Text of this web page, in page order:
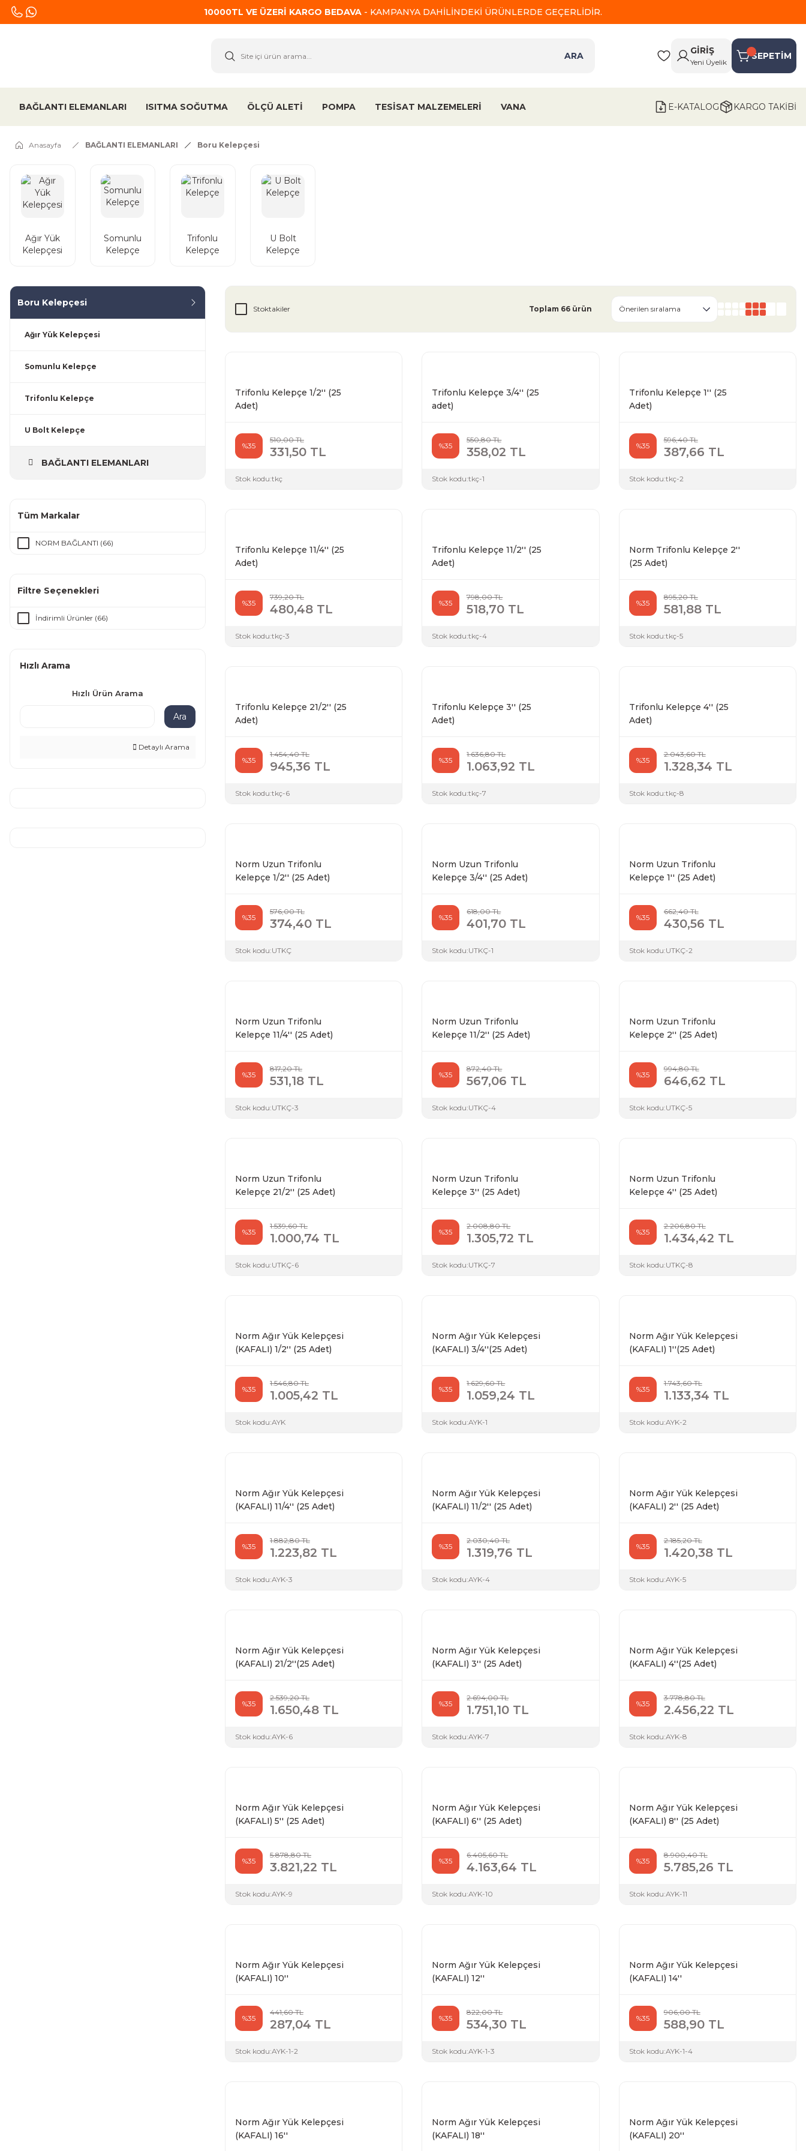
10000TL VE ÜZERİ KARGO BEDAVA - KAMPANYA DAHİLİNDEKİ ÜRÜNLERDE GEÇERLİDİR.
ARA
GİRİŞ
Yeni Üyelik
SEPETİM
BAĞLANTI ELEMANLARI ISITMA SOĞUTMA ÖLÇÜ ALETİ POMPA TESİSAT MALZEMELERİ VANA E-KATALOG KARGO TAKİBİ
Anasayfa BAĞLANTI ELEMANLARI Boru Kelepçesi
Ağır Yük
Kelepçesi
Somunlu
Kelepçe
Trifonlu
Kelepçe
U Bolt
Kelepçe
Boru Kelepçesi
Ağır Yük Kelepçesi
Somunlu Kelepçe
Trifonlu Kelepçe
U Bolt Kelepçe
BAĞLANTI ELEMANLARI
Tüm Markalar
NORM BAĞLANTI (66)
Filtre Seçenekleri
İndirimli Ürünler (66)
Hızlı Arama
Hızlı Ürün Arama
Ara
Detaylı Arama
Stoktakiler Toplam 66 ürün
Trifonlu Kelepçe 1/2'' (25
Adet)
%35
510,00 TL
331,50 TL
Stok kodu:tkç
Trifonlu Kelepçe 3/4'' (25
adet)
%35
550,80 TL
358,02 TL
Stok kodu:tkç-1
Trifonlu Kelepçe 1'' (25
Adet)
%35
596,40 TL
387,66 TL
Stok kodu:tkç-2
Trifonlu Kelepçe 11/4'' (25
Adet)
%35
739,20 TL
480,48 TL
Stok kodu:tkç-3
Trifonlu Kelepçe 11/2'' (25
Adet)
%35
798,00 TL
518,70 TL
Stok kodu:tkç-4
Norm Trifonlu Kelepçe 2''
(25 Adet)
%35
895,20 TL
581,88 TL
Stok kodu:tkç-5
Trifonlu Kelepçe 21/2'' (25
Adet)
%35
1.454,40 TL
945,36 TL
Stok kodu:tkç-6
Trifonlu Kelepçe 3'' (25
Adet)
%35
1.636,80 TL
1.063,92 TL
Stok kodu:tkç-7
Trifonlu Kelepçe 4'' (25
Adet)
%35
2.043,60 TL
1.328,34 TL
Stok kodu:tkç-8
Norm Uzun Trifonlu
Kelepçe 1/2'' (25 Adet)
%35
576,00 TL
374,40 TL
Stok kodu:UTKÇ
Norm Uzun Trifonlu
Kelepçe 3/4'' (25 Adet)
%35
618,00 TL
401,70 TL
Stok kodu:UTKÇ-1
Norm Uzun Trifonlu
Kelepçe 1'' (25 Adet)
%35
662,40 TL
430,56 TL
Stok kodu:UTKÇ-2
Norm Uzun Trifonlu
Kelepçe 11/4'' (25 Adet)
%35
817,20 TL
531,18 TL
Stok kodu:UTKÇ-3
Norm Uzun Trifonlu
Kelepçe 11/2'' (25 Adet)
%35
872,40 TL
567,06 TL
Stok kodu:UTKÇ-4
Norm Uzun Trifonlu
Kelepçe 2'' (25 Adet)
%35
994,80 TL
646,62 TL
Stok kodu:UTKÇ-5
Norm Uzun Trifonlu
Kelepçe 21/2'' (25 Adet)
%35
1.539,60 TL
1.000,74 TL
Stok kodu:UTKÇ-6
Norm Uzun Trifonlu
Kelepçe 3'' (25 Adet)
%35
2.008,80 TL
1.305,72 TL
Stok kodu:UTKÇ-7
Norm Uzun Trifonlu
Kelepçe 4'' (25 Adet)
%35
2.206,80 TL
1.434,42 TL
Stok kodu:UTKÇ-8
Norm Ağır Yük Kelepçesi
(KAFALI) 1/2'' (25 Adet)
%35
1.546,80 TL
1.005,42 TL
Stok kodu:AYK
Norm Ağır Yük Kelepçesi
(KAFALI) 3/4''(25 Adet)
%35
1.629,60 TL
1.059,24 TL
Stok kodu:AYK-1
Norm Ağır Yük Kelepçesi
(KAFALI) 1''(25 Adet)
%35
1.743,60 TL
1.133,34 TL
Stok kodu:AYK-2
Norm Ağır Yük Kelepçesi
(KAFALI) 11/4'' (25 Adet)
%35
1.882,80 TL
1.223,82 TL
Stok kodu:AYK-3
Norm Ağır Yük Kelepçesi
(KAFALI) 11/2'' (25 Adet)
%35
2.030,40 TL
1.319,76 TL
Stok kodu:AYK-4
Norm Ağır Yük Kelepçesi
(KAFALI) 2'' (25 Adet)
%35
2.185,20 TL
1.420,38 TL
Stok kodu:AYK-5
Norm Ağır Yük Kelepçesi
(KAFALI) 21/2''(25 Adet)
%35
2.539,20 TL
1.650,48 TL
Stok kodu:AYK-6
Norm Ağır Yük Kelepçesi
(KAFALI) 3'' (25 Adet)
%35
2.694,00 TL
1.751,10 TL
Stok kodu:AYK-7
Norm Ağır Yük Kelepçesi
(KAFALI) 4''(25 Adet)
%35
3.778,80 TL
2.456,22 TL
Stok kodu:AYK-8
Norm Ağır Yük Kelepçesi
(KAFALI) 5'' (25 Adet)
%35
5.878,80 TL
3.821,22 TL
Stok kodu:AYK-9
Norm Ağır Yük Kelepçesi
(KAFALI) 6'' (25 Adet)
%35
6.405,60 TL
4.163,64 TL
Stok kodu:AYK-10
Norm Ağır Yük Kelepçesi
(KAFALI) 8'' (25 Adet)
%35
8.900,40 TL
5.785,26 TL
Stok kodu:AYK-11
Norm Ağır Yük Kelepçesi
(KAFALI) 10''
%35
441,60 TL
287,04 TL
Stok kodu:AYK-1-2
Norm Ağır Yük Kelepçesi
(KAFALI) 12''
%35
822,00 TL
534,30 TL
Stok kodu:AYK-1-3
Norm Ağır Yük Kelepçesi
(KAFALI) 14''
%35
906,00 TL
588,90 TL
Stok kodu:AYK-1-4
Norm Ağır Yük Kelepçesi
(KAFALI) 16''
Norm Ağır Yük Kelepçesi
(KAFALI) 18''
Norm Ağır Yük Kelepçesi
(KAFALI) 20''